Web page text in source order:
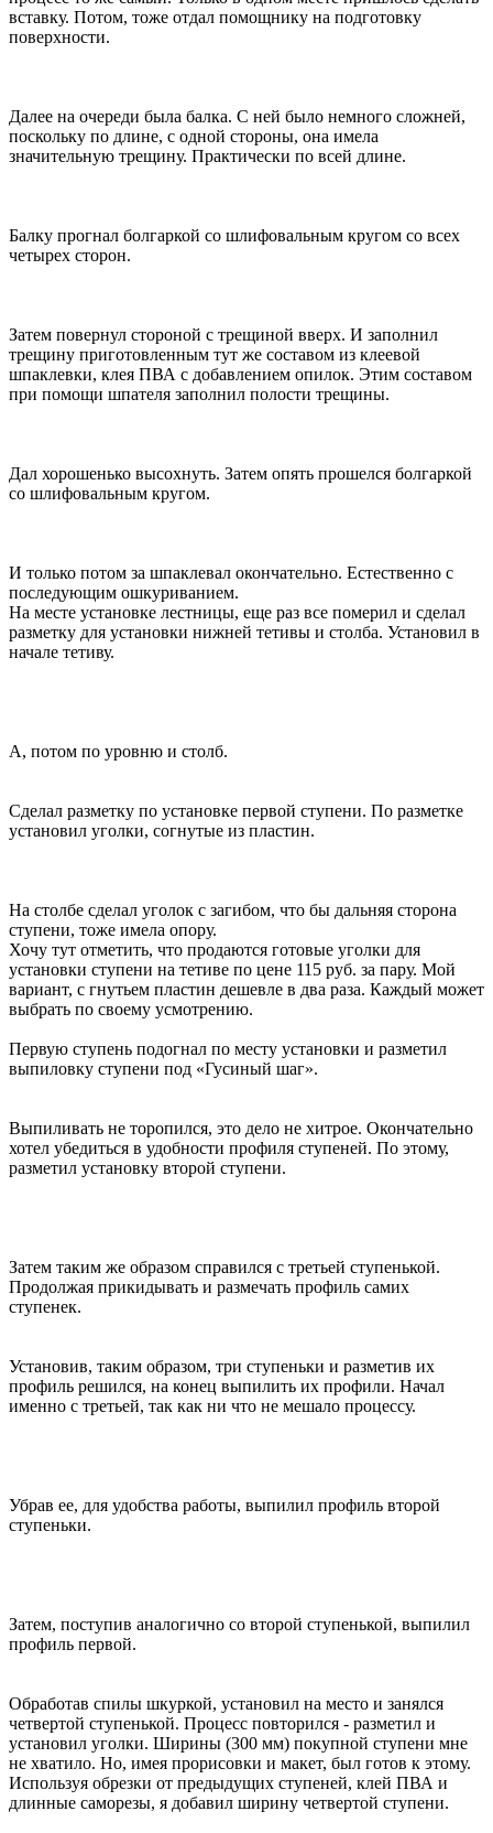
вставку. Потом, тоже отдал помощнику на подготовку
поверхности.
Далее на очереди была балка. С ней было немного сложней,
поскольку по длине, с одной стороны, она имела
значительную трещину. Практически по всей длине.
Балку прогнал болгаркой со шлифовальным кругом со всех
четырех сторон.
Затем повернул стороной с трещиной вверх. И заполнил
трещину приготовленным тут же составом из клеевой
шпаклевки, клея ПВА с добавлением опилок. Этим составом
при помощи шпателя заполнил полости трещины.
Дал хорошенько высохнуть. Затем опять прошелся болгаркой
со шлифовальным кругом.
И только потом за шпаклевал окончательно. Естественно с
последующим ошкуриванием.
На месте установке лестницы, еще раз все померил и сделал
разметку для установки нижней тетивы и столба. Установил в
начале тетиву.
А, потом по уровню и столб.
Сделал разметку по установке первой ступени. По разметке
установил уголки, согнутые из пластин.
На столбе сделал уголок с загибом, что бы дальняя сторона
ступени, тоже имела опору.
Хочу тут отметить, что продаются готовые уголки для
установки ступени на тетиве по цене 115 руб. за пару. Мой
вариант, с гнутьем пластин дешевле в два раза. Каждый может
выбрать по своему усмотрению.
Первую ступень подогнал по месту установки и разметил
выпиловку ступени под «Гусиный шаг».
Выпиливать не торопился, это дело не хитрое. Окончательно
хотел убедиться в удобности профиля ступеней. По этому,
разметил установку второй ступени.
Затем таким же образом справился с третьей ступенькой.
Продолжая прикидывать и размечать профиль самих
ступенек.
Установив, таким образом, три ступеньки и разметив их
профиль решился, на конец выпилить их профили. Начал
именно с третьей, так как ни что не мешало процессу.
Убрав ее, для удобства работы, выпилил профиль второй
ступеньки.
Затем, поступив аналогично со второй ступенькой, выпилил
профиль первой.
Обработав спилы шкуркой, установил на место и занялся
четвертой ступенькой. Процесс повторился - разметил и
установил уголки. Ширины (300 мм) покупной ступени мне
не хватило. Но, имея прорисовки и макет, был готов к этому.
Используя обрезки от предыдущих ступеней, клей ПВА и
длинные саморезы, я добавил ширину четвертой ступени.